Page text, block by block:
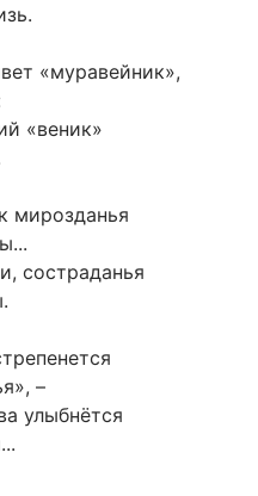
«муравейник»,
«веник»
мирозданья
состраданья
–
улыбнётся